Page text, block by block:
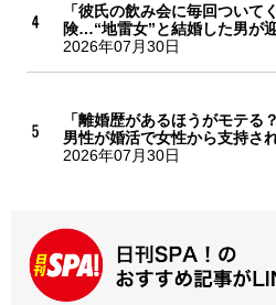
「彼氏の飲み会に毎回ついて
険…“地雷女”と結婚した男が
2026年07月30日
「離婚歴があるほうがモテる
男性が婚活で女性から支持さ
2026年07月30日